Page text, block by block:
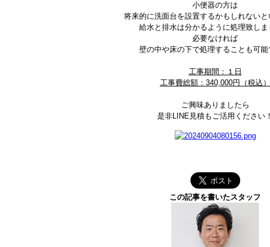
小便器の方は
将来的に洗面台を設置するかもしれない
給水と排水は分かるように処理致しま
必要なければ
壁の中や床の下で処理することも可能
工事期間：１日
工事費総額：340,000円（税込）
ご興味ありましたら
是非LINE見積もご活用ください！
この記事を書いたスタッフ